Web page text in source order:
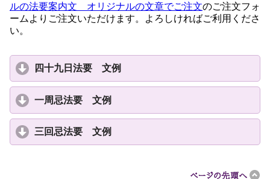
ルの法要案内文 オリジナルの文章でご注文のご注文フォ
ームよりご注文いただけます。よろしければご利用くださ
い。
四十九日法要 文例
to
一周忌法要 文例
to
三回忌法要 文例
to